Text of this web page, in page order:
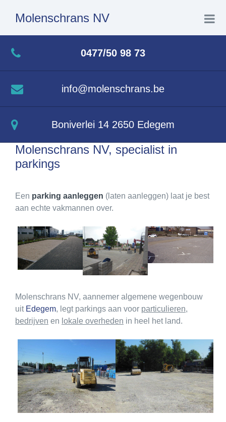
Molenschrans NV
Home
Realisaties
0477/50 98 73
info@molenschrans.be
Boniverlei 14 2650 Edegem
Molenschrans NV, specialist in
parkings
Een parking aanleggen (laten aanleggen) laat je best
aan echte vakmannen over.
Molenschrans NV, aannemer algemene wegenbouw
uit Edegem, legt parkings aan voor particulieren,
bedrijven en lokale overheden in heel het land.